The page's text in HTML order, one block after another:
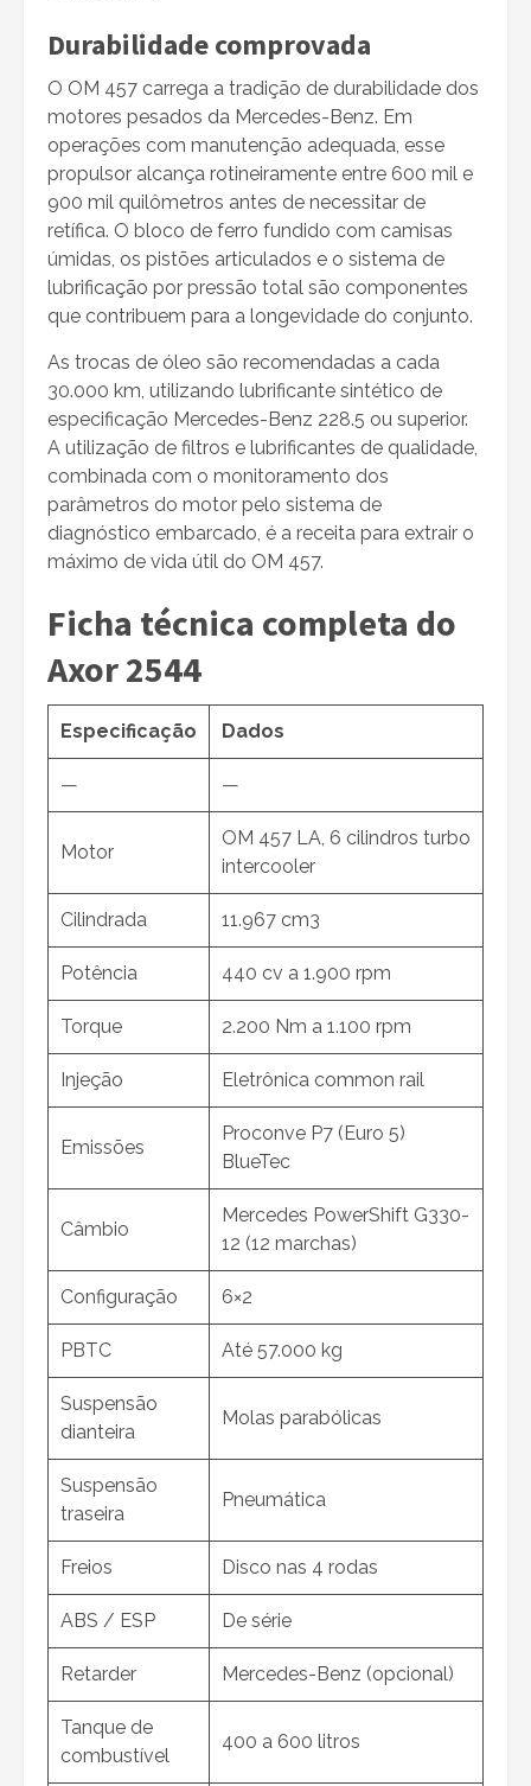
Durabilidade comprovada
O OM 457 carrega a tradição de durabilidade dos
motores pesados da Mercedes-Benz. Em
operações com manutenção adequada, esse
propulsor alcança rotineiramente entre 600 mil e
900 mil quilômetros antes de necessitar de
retífica. O bloco de ferro fundido com camisas
úmidas, os pistões articulados e o sistema de
lubrificação por pressão total são componentes
que contribuem para a longevidade do conjunto.
As trocas de óleo são recomendadas a cada
30.000 km, utilizando lubrificante sintético de
especificação Mercedes-Benz 228.5 ou superior.
A utilização de filtros e lubrificantes de qualidade,
combinada com o monitoramento dos
parâmetros do motor pelo sistema de
diagnóstico embarcado, é a receita para extrair o
máximo de vida útil do OM 457.
Ficha técnica completa do
Axor 2544
Especificação Dados
— —
Motor
OM 457 LA, 6 cilindros turbo
intercooler
Cilindrada 11.967 cm3
Potência 440 cv a 1.900 rpm
Torque 2.200 Nm a 1.100 rpm
Injeção Eletrônica common rail
Emissões
Proconve P7 (Euro 5)
BlueTec
Câmbio
Mercedes PowerShift G330-
12 (12 marchas)
Configuração 6×2
PBTC Até 57.000 kg
Suspensão
dianteira
Molas parabólicas
Suspensão
traseira
Pneumática
Freios Disco nas 4 rodas
ABS / ESP De série
Retarder Mercedes-Benz (opcional)
Tanque de
combustível
400 a 600 litros